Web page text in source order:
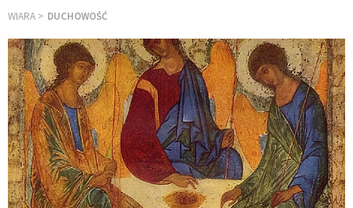
WIARA DUCHOWOŚĆ